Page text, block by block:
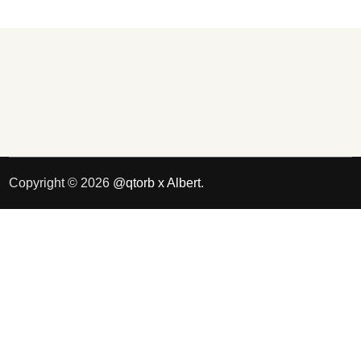
Copyright © 2026 @qtorb x Albert.